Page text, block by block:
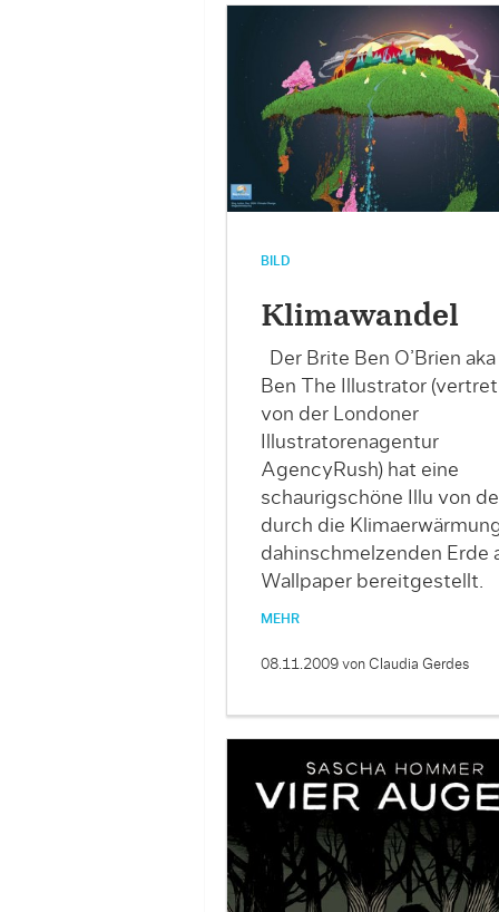
BILD
Klimawandel
Der Brite Ben O’Brien aka
Ben The Illustrator
von der Londoner
Illustratorenagentur
AgencyRush) hat eine
schaurigschöne Illu von
durch die
dahinschmelzenden Erde
Wallpaper bereitgestellt.
MEHR
08.11.2009 von Claudia Gerdes